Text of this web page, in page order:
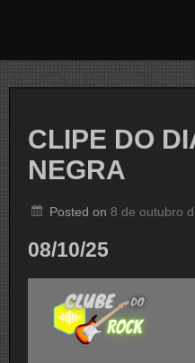
CLIPE DO
NEGRA
Posted on 8 de outubro
08/10/25